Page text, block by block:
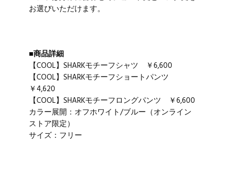
お選びいただけます。
■商品詳細
【COOL】SHARKモチーフシャツ ￥6,600
【COOL】SHARKモチーフショートパンツ
￥4,620
【COOL】SHARKモチーフロングパンツ ￥6,600
カラー展開：オフホワイト/ブルー（オンライン
ストア限定）
サイズ：フリー